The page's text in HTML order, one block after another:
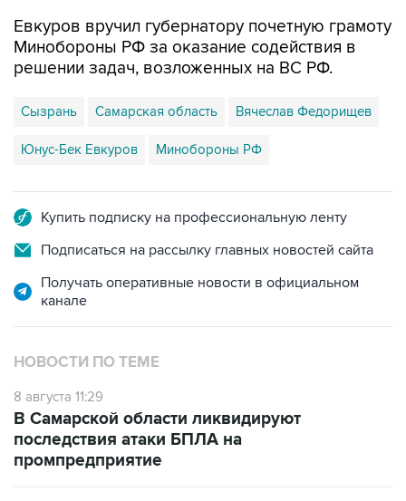
Евкуров вручил губернатору почетную грамоту
Минобороны РФ за оказание содействия в
решении задач, возложенных на ВС РФ.
Сызрань Самарская область Вячеслав Федорищев
Юнус-Бек Евкуров Минобороны РФ
Купить подписку на профессиональную ленту
Подписаться на рассылку главных новостей сайта
Получать оперативные новости в официальном
канале
НОВОСТИ ПО ТЕМЕ
8 августа 11:29
В Самарской области ликвидируют
последствия атаки БПЛА на
промпредприятие